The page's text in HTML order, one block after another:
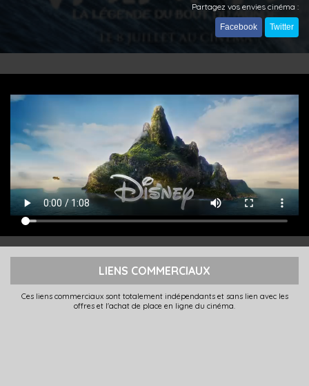
Partagez vos envies cinéma :
Facebook Twitter
LIENS COMMERCIAUX
Ces liens commerciaux sont totalement indépendants et sans lien avec les
offres et l'achat de place en ligne du cinéma.